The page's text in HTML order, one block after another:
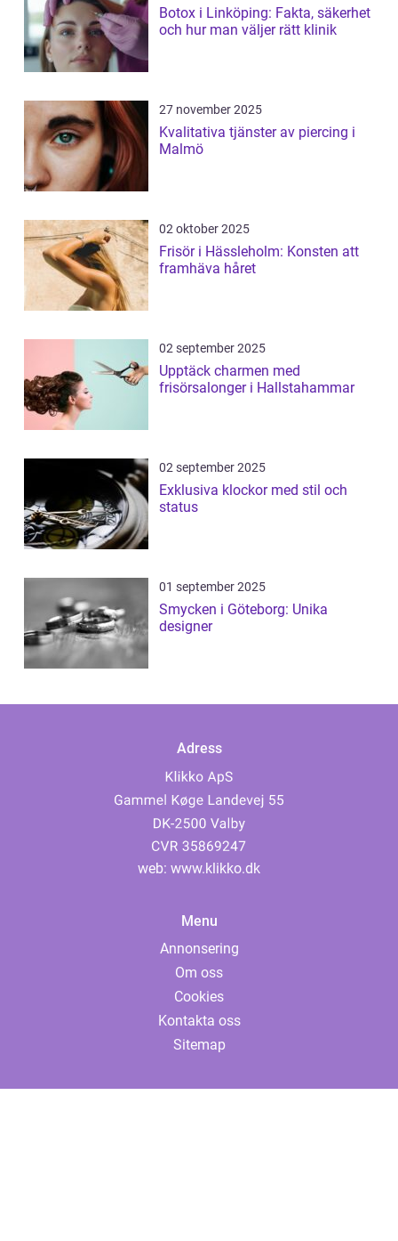
Botox i Linköping: Fakta, säkerhet
och hur man väljer rätt klinik
27 november 2025
Kvalitativa tjänster av piercing i
Malmö
02 oktober 2025
Frisör i Hässleholm: Konsten att
framhäva håret
02 september 2025
Upptäck charmen med
frisörsalonger i Hallstahammar
02 september 2025
Exklusiva klockor med stil och
status
01 september 2025
Smycken i Göteborg: Unika
designer
Adress
web: www.klikko.dk
Menu
Annonsering
Om oss
Cookies
Kontakta oss
Sitemap